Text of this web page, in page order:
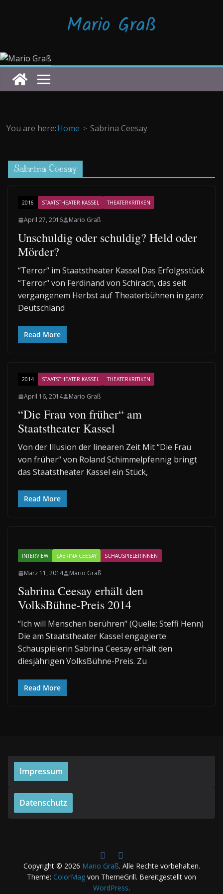
Mario Graß
You are here:Home Sabrina Ceesay
Sabrina Ceesay
2016 STAATSTHEATER KASSEL THEATERKRITIKEN
April 27, 2016 Mario Graß
Unschuldig oder schuldig? Held oder
Mörder?
“Terror“ im Staatstheater Kassel Das Erfolgsstück
“Terror“ von Ferdinand von Schirach, das seit
vergangenem Herbst auf Theaterbühnen in ganz
Deutschland
Read More
2014 STAATSTHEATER KASSEL THEATERKRITIKEN
April 16, 2014 Mario Graß
“Die Frau von früher“ am
Staatstheater Kassel
Von der Illusion der linearen Zeit Mit “Die Frau
von früher“ von Roland Schimmelpfennig bringt
das Staatstheater Kassel ein Stück,
Read More
INTERVIEW SABRINA CEESAY SCHAUSPIELERINNEN
März 11, 2014 Mario Graß
Sabrina Ceesay erhält den
VolksBühne-Preis 2014
“Ich will Menschen berühren“ (Quelle: Steffi Henn)
Die am Staatstheater Kassel engagierte
Schauspielerin Sabrina Ceesay erhält den
diesjährigen VolksBühne-Preis. Zu
Read More
Impressum
Datenschutz
Copyright © 2026 Mario Graß. Alle Rechte vorbehalten.
Theme: ColorMag von ThemeGrill. Bereitgestellt von
WordPress.